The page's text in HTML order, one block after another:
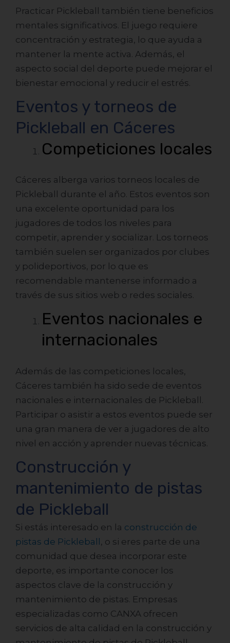
Practicar Pickleball también tiene beneficios
mentales significativos. El juego requiere
concentración y estrategia, lo que ayuda a
mantener la mente activa. Además, el
aspecto social del deporte puede mejorar el
bienestar emocional y reducir el estrés.
Eventos y torneos de
Pickleball en Cáceres
Competiciones locales
Cáceres alberga varios torneos locales de
Pickleball durante el año. Estos eventos son
una excelente oportunidad para los
jugadores de todos los niveles para
competir, aprender y socializar. Los torneos
también suelen ser organizados por clubes
y polideportivos, por lo que es
recomendable mantenerse informado a
través de sus sitios web o redes sociales.
Eventos nacionales e
internacionales
Además de las competiciones locales,
Cáceres también ha sido sede de eventos
nacionales e internacionales de Pickleball.
Participar o asistir a estos eventos puede ser
una gran manera de ver a jugadores de alto
nivel en acción y aprender nuevas técnicas.
Construcción y
mantenimiento de pistas
de Pickleball
Si estás interesado en la construcción de
pistas de Pickleball , o si eres parte de una
comunidad que desea incorporar este
deporte, es importante conocer los
aspectos clave de la construcción y
mantenimiento de pistas. Empresas
especializadas como CANXA ofrecen
servicios de alta calidad en la construcción y
¡Déjanos tus datos y
construye tu pista de
pickleball en menos de 7 días!